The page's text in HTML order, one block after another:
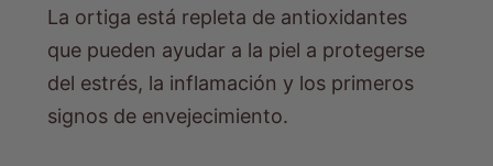
La ortiga está repleta de antioxidantes
que pueden ayudar a la piel a protegerse
del estrés, la inflamación y los primeros
signos de envejecimiento.